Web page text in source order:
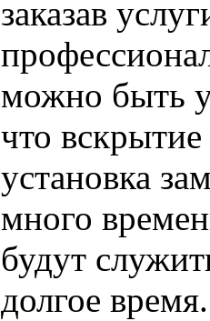
заказав
можно быть
что
установка
много
будут
долгое время.